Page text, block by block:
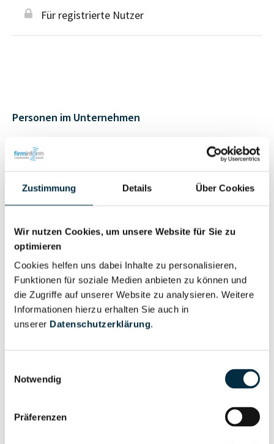
Zustimmung Details Über Cookies
Wir nutzen Cookies, um unsere Website für Sie zu
optimieren
Cookies helfen uns dabei Inhalte zu personalisieren,
Funktionen für soziale Medien anbieten zu können und
die Zugriffe auf unserer Website zu analysieren. Weitere
Informationen hierzu erhalten Sie auch in
unserer Datenschutzerklärung.
Notwendig
Präferenzen
Für registrierte Nutzer
Personen im Unternehmen
Geschäftsführer (1)
Für registrierte
Nutzer
Wirtschaftlich
Berechtigter
Vollständiges
Unternehmensprofil
anfragen
Gesellschafterstruktur
Unternehmensprofil